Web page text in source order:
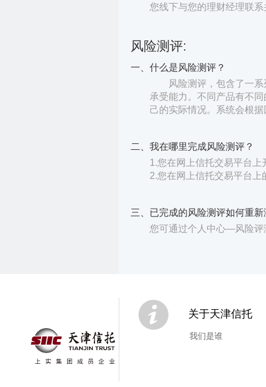
您线下与您的理财经理联
风险测评:
一、什么是风险测评？
风险测评，包含了一
承受能力。不同产品有不
己的实际情况。系统会根
二、我在哪里完成风险测评？
1.您在网上信托交易平台
2.您在网上信托交易平台上
三、已完成的风险测评如何重新
您可通过个人中心—风险
关于天津信托
我们是谁